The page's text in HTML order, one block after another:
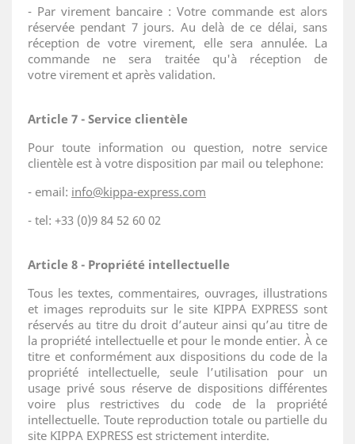
- Par virement bancaire : Votre commande est alors
réservée pendant 7 jours. Au delà de ce délai, sans
réception de votre virement, elle sera annulée. La
commande ne sera traitée qu'à réception de
votre virement et après validation.
Article 7 - Service clientèle
Pour toute information ou question, notre service
clientèle est à votre disposition par mail ou telephone:
- email: info@kippa-express.com
- tel: +33 (0)9 84 52 60 02
Article 8 - Propriété intellectuelle
Tous les textes, commentaires, ouvrages, illustrations
et images reproduits sur le site KIPPA EXPRESS sont
réservés au titre du droit d’auteur ainsi qu’au titre de
la propriété intellectuelle et pour le monde entier. À ce
titre et conformément aux dispositions du code de la
propriété intellectuelle, seule l’utilisation pour un
usage privé sous réserve de dispositions différentes
voire plus restrictives du code de la propriété
intellectuelle. Toute reproduction totale ou partielle du
site KIPPA EXPRESS est strictement interdite.